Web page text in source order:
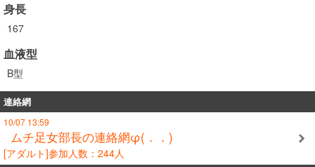
身長
167
血液型
B型
連絡網
10/07 13:59
ムチ足女部長の連絡網φ(．．)
[アダルト]参加人数：244人